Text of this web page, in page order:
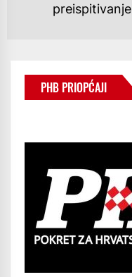
PHB PRIOPĆAJI